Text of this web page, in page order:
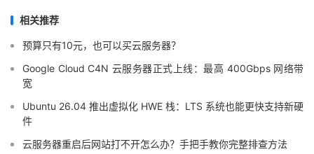
相关推荐
预算只有10元，也可以买云服务器？
Google Cloud C4N 云服务器正式上线：最高 400Gbps 网络带
宽
Ubuntu 26.04 推出虚拟化 HWE 栈：LTS 系统也能更快支持新硬
件
云服务器重启后网站打不开怎么办？手把手教你完整排查方法